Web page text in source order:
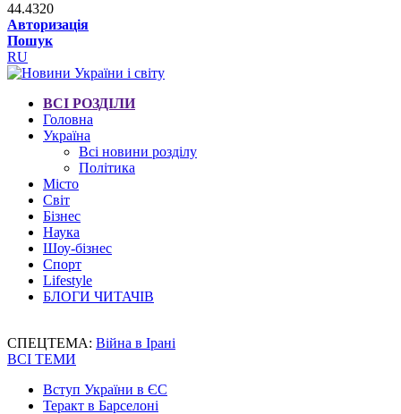
44.4320
Авторизація
Пошук
RU
ВСІ РОЗДІЛИ
Головна
Україна
Всі новини розділу
Політика
Місто
Світ
Бізнес
Наука
Шоу-бізнес
Спорт
Lifestyle
БЛОГИ ЧИТАЧІВ
СПЕЦТЕМА: Війна в Ірані
ВСІ ТЕМИ
Вступ України в ЄС
Теракт в Барселоні